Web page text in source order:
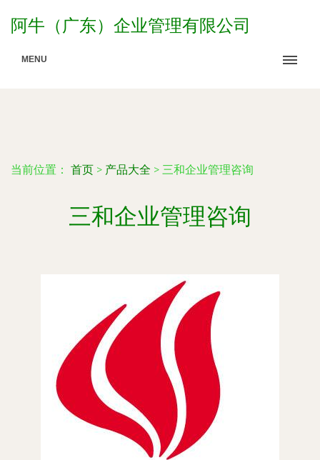
阿牛（广东）企业管理有限公司
MENU
当前位置： 首页 > 产品大全 > 三和企业管理咨询
三和企业管理咨询